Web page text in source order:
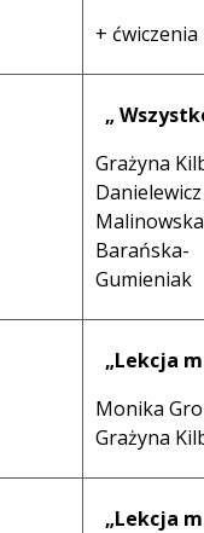
+ ćwiczenia
„
Grażyna
Barańska-
Gumieniak
„Lekcja
Monika
Grażyna
„Lekcja